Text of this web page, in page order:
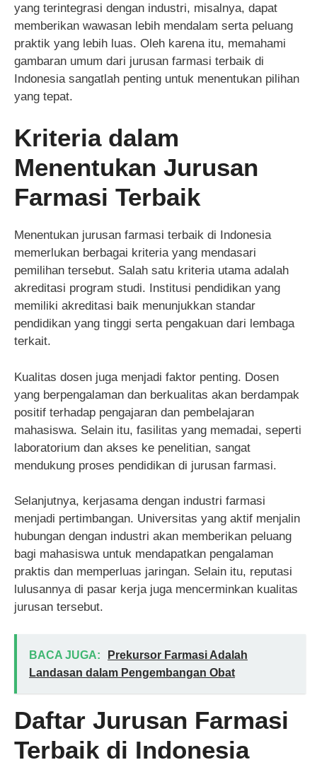
yang terintegrasi dengan industri, misalnya, dapat
memberikan wawasan lebih mendalam serta peluang
praktik yang lebih luas. Oleh karena itu, memahami
gambaran umum dari jurusan farmasi terbaik di
Indonesia sangatlah penting untuk menentukan pilihan
yang tepat.
Kriteria dalam
Menentukan Jurusan
Farmasi Terbaik
Menentukan jurusan farmasi terbaik di Indonesia
memerlukan berbagai kriteria yang mendasari
pemilihan tersebut. Salah satu kriteria utama adalah
akreditasi program studi. Institusi pendidikan yang
memiliki akreditasi baik menunjukkan standar
pendidikan yang tinggi serta pengakuan dari lembaga
terkait.
Kualitas dosen juga menjadi faktor penting. Dosen
yang berpengalaman dan berkualitas akan berdampak
positif terhadap pengajaran dan pembelajaran
mahasiswa. Selain itu, fasilitas yang memadai, seperti
laboratorium dan akses ke penelitian, sangat
mendukung proses pendidikan di jurusan farmasi.
Selanjutnya, kerjasama dengan industri farmasi
menjadi pertimbangan. Universitas yang aktif menjalin
hubungan dengan industri akan memberikan peluang
bagi mahasiswa untuk mendapatkan pengalaman
praktis dan memperluas jaringan. Selain itu, reputasi
lulusannya di pasar kerja juga mencerminkan kualitas
jurusan tersebut.
BACA JUGA:
Prekursor Farmasi Adalah
Landasan dalam Pengembangan Obat
Daftar Jurusan Farmasi
Terbaik di Indonesia